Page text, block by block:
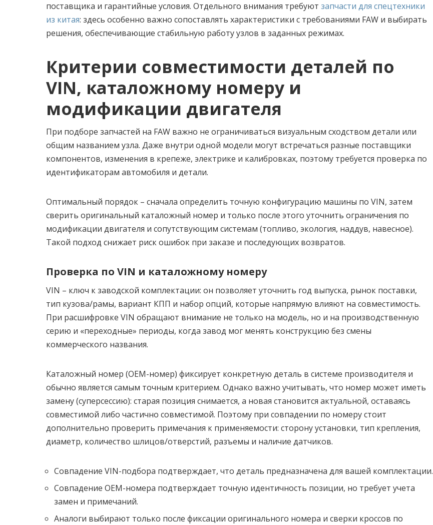
поставщика и гарантийные условия. Отдельного внимания требуют запчасти для спецтехники
из китая: здесь особенно важно сопоставлять характеристики с требованиями FAW и выбирать
решения, обеспечивающие стабильную работу узлов в заданных режимах.
Критерии совместимости деталей по
VIN, каталожному номеру и
модификации двигателя
При подборе запчастей на FAW важно не ограничиваться визуальным сходством детали или
общим названием узла. Даже внутри одной модели могут встречаться разные поставщики
компонентов, изменения в крепеже, электрике и калибровках, поэтому требуется проверка по
идентификаторам автомобиля и детали.
Оптимальный порядок – сначала определить точную конфигурацию машины по VIN, затем
сверить оригинальный каталожный номер и только после этого уточнить ограничения по
модификации двигателя и сопутствующим системам (топливо, экология, наддув, навесное).
Такой подход снижает риск ошибок при заказе и последующих возвратов.
Проверка по VIN и каталожному номеру
VIN – ключ к заводской комплектации: он позволяет уточнить год выпуска, рынок поставки,
тип кузова/рамы, вариант КПП и набор опций, которые напрямую влияют на совместимость.
При расшифровке VIN обращают внимание не только на модель, но и на производственную
серию и «переходные» периоды, когда завод мог менять конструкцию без смены
коммерческого названия.
Каталожный номер (OEM-номер) фиксирует конкретную деталь в системе производителя и
обычно является самым точным критерием. Однако важно учитывать, что номер может иметь
замену (суперсессию): старая позиция снимается, а новая становится актуальной, оставаясь
совместимой либо частично совместимой. Поэтому при совпадении по номеру стоит
дополнительно проверить примечания к применяемости: сторону установки, тип крепления,
диаметр, количество шлицов/отверстий, разъемы и наличие датчиков.
Совпадение VIN-подбора подтверждает, что деталь предназначена для вашей комплектации.
Совпадение OEM-номера подтверждает точную идентичность позиции, но требует учета
замен и примечаний.
Аналоги выбирают только после фиксации оригинального номера и сверки кроссов по